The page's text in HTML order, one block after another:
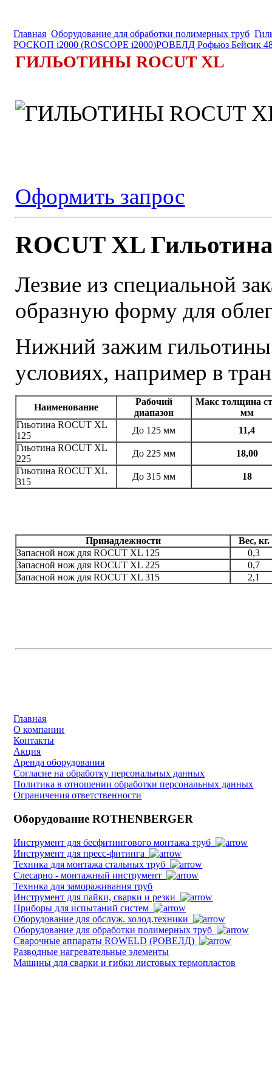
Главная Оборудование для обработки полимерных труб
РОСКОП i2000 (ROSCOPE i2000)РОВЕЛД Рофьюз Бейсик
ГИЛЬОТИНЫ ROCUT XL
Оформить запрос
ROCUT XL
Лезвие из специальной
образную форму для
Нижний зажим гильотины
условиях, например в
Наименование
Рабочий
диапазон
Макс толщина
мм
Гиьотина ROCUT XL
125
До 125 мм
11,4
Гиьотина ROCUT XL
225
До 225 мм
18,00
Гиьотина ROCUT XL
315
До 315 мм 18
Принадлежности
Вес, кг.
Запасной нож для ROCUT XL 125
0,3
Запасной нож для ROCUT XL 225
0,7
Запасной нож для ROCUT XL 315
2,1
Главная
О компании
Контакты
Акция
Аренда оборудования
Согласие на обработку персональных данных
Политика в отношении обработки персональных данных
Ограничения ответственности
Оборудование ROTHENBERGER
Инструмент для бесфитингового монтажа труб
Инструмент для пресс-фитинга
Техника для монтажа стальных труб
Слесарно - монтажный инструмент
Техника для замораживания труб
Инструмент для пайки, сварки и резки
Приборы для испытаний систем
Оборудование для обслуж. холод.техники
Оборудование для обработки полимерных труб
Cварочные аппараты ROWELD (РОВЕЛД)
Разводные нагревательные элементы
Машины для сварки и гибки листовых термопластов